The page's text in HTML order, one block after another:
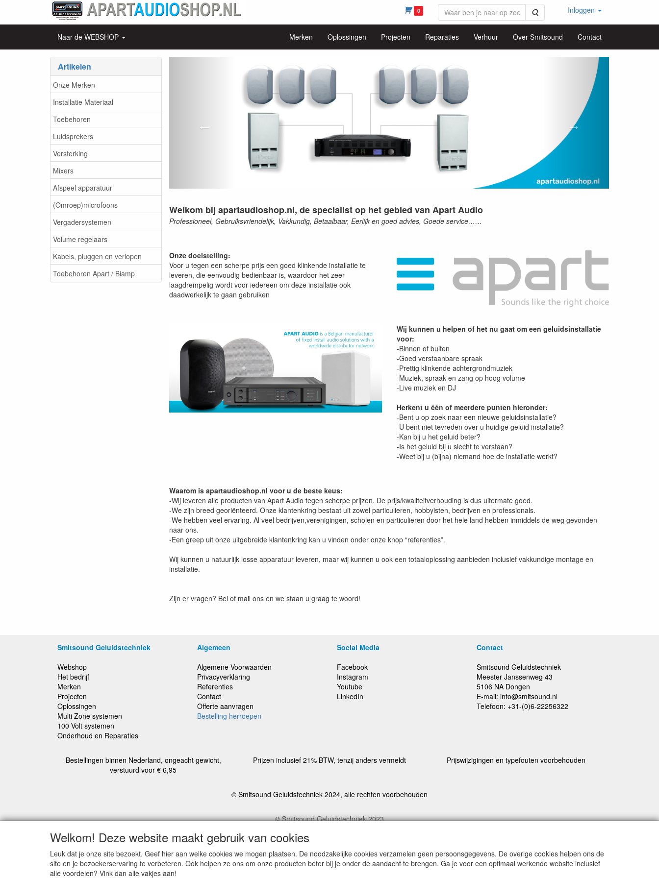
0 Zoeken Inloggen
Naar de WEBSHOP Merken Oplossingen Projecten Reparaties Verhuur Over Smitsound Contact
Artikelen
Onze Merken
Installatie Materiaal
Toebehoren
Luidsprekers
Versterking
Mixers
Afspeel apparatuur
(Omroep)microfoons
Vergadersystemen
Volume regelaars
Kabels, pluggen en verlopen
Toebehoren Apart / Biamp
apartaudioshop.nl Volgende
Welkom bij apartaudioshop.nl, de specialist op het gebied van Apart Audio
Professioneel, Gebruiksvriendelijk, Vakkundig, Betaalbaar, Eerlijk en goed advies, Goede service……
Onze doelstelling:
Voor u tegen een scherpe prijs een goed klinkende installatie te
leveren, die eenvoudig bedienbaar is, waardoor het zeer
laagdrempelig wordt voor iedereen om deze installatie ook
daadwerkelijk te gaan gebruiken
Wij kunnen u helpen of het nu gaat om een geluidsinstallatie
voor:
-Binnen of buiten
-Goed verstaanbare spraak
-Prettig klinkende achtergrondmuziek
-Muziek, spraak en zang op hoog volume
-Live muziek en DJ
Herkent u één of meerdere punten hieronder:
-Bent u op zoek naar een nieuwe geluidsinstallatie?
-U bent niet tevreden over u huidige geluid installatie?
-Kan bij u het geluid beter?
-Is het geluid bij u slecht te verstaan?
-Weet bij u (bijna) niemand hoe de installatie werkt?
Waarom is apartaudioshop.nl voor u de beste keus:
-Wij leveren alle producten van Apart Audio tegen scherpe prijzen. De prijs/kwaliteitverhouding is dus uitermate goed.
-We zijn breed georiënteerd. Onze klantenkring bestaat uit zowel particulieren, hobbyisten, bedrijven en professionals.
-We hebben veel ervaring. Al veel bedrijven,verenigingen, scholen en particulieren door het hele land hebben inmiddels de weg gevonden
naar ons.
-Een greep uit onze uitgebreide klantenkring kan u vinden onder onze knop “referenties”.
Wij kunnen u natuurlijk losse apparatuur leveren, maar wij kunnen u ook een totaaloplossing aanbieden inclusief vakkundige montage en
installatie.
Zijn er vragen? Bel of mail ons en we staan u graag te woord!
Smitsound Geluidstechniek
Webshop
Het bedrijf
Merken
Projecten
Oplossingen
Multi Zone systemen
100 Volt systemen
Onderhoud en Reparaties
Algemeen
Algemene Voorwaarden
Privacyverklaring
Referenties
Contact
Offerte aanvragen
Bestelling herroepen
Social Media
Facebook
Instagram
Youtube
LinkedIn
Contact
Smitsound Geluidstechniek
Meester Janssenweg 43
5106 NA Dongen
E-mail: info@smitsound.nl
Telefoon: +31-(0)6-22256322
Bestellingen binnen Nederland, ongeacht gewicht,
verstuurd voor € 6,95
Prijzen inclusief 21% BTW, tenzij anders vermeldt Prijswijzigingen en typefouten voorbehouden
© Smitsound Geluidstechniek 2024, alle rechten voorbehouden
© Smitsound Geluidstechniek 2023
REFERENTIES
Herroepingslink
ALGEMENE
VOORWAARDEN
PRIVACYVERKLA
RING
CONTACT
Welkom! Deze website maakt gebruik van cookies
Leuk dat je onze site bezoekt. Geef hier aan welke cookies we mogen plaatsen. De noodzakelijke cookies verzamelen geen persoonsgegevens. De overige cookies helpen ons de
site en je bezoekerservaring te verbeteren. Ook helpen ze ons om onze producten beter bij je onder de aandacht te brengen. Ga je voor een optimaal werkende website inclusief
alle voordelen? Vink dan alle vakjes aan!